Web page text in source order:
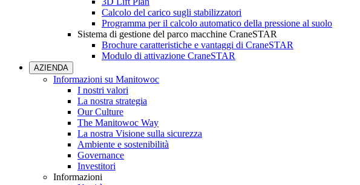
Calcolo del carico sugli stabilizzatori
Programma per il calcolo automatico della pressione al suolo
Sistema di gestione del parco macchine CraneSTAR
Brochure caratteristiche e vantaggi di CraneSTAR
Modulo di attivazione CraneSTAR
AZIENDA
Informazioni su Manitowoc
I nostri valori
La nostra strategia
Our Culture
The Manitowoc Way
La nostra Visione sulla sicurezza
Ambiente e sostenibilità
Governance
Investitori
Informazioni